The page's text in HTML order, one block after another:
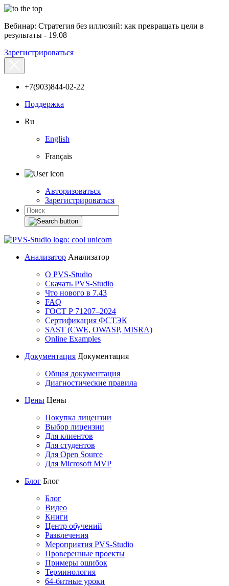
Вебинар: Стратегия без иллюзий: как превращать цели в
результаты - 19.08
Зарегистрироваться
+7(903)844-02-22
Поддержка
Ru
English
Français
Авторизоваться
Зарегистрироваться
Анализатор Анализатор
О PVS-Studio
Скачать PVS-Studio
Что нового в 7.43
FAQ
ГОСТ Р 71207–2024
Сертификация ФСТЭК
SAST (CWE, OWASP, MISRA)
Online Examples
Документация Документация
Общая документация
Диагностические правила
Цены Цены
Покупка лицензии
Выбор лицензии
Для клиентов
Для студентов
Для Open Source
Для Microsoft MVP
Блог Блог
Блог
Видео
Книги
Центр обучений
Развлечения
Мероприятия PVS-Studio
Проверенные проекты
Примеры ошибок
Терминология
64-битные уроки